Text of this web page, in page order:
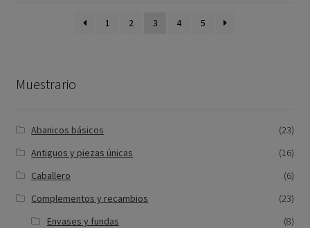
1 2 3 4 5
Muestrario
Abanicos básicos
(23)
Antiguos y piezas únicas
(16)
Caballero
(6)
Complementos y recambios
(23)
Envases y fundas
(8)